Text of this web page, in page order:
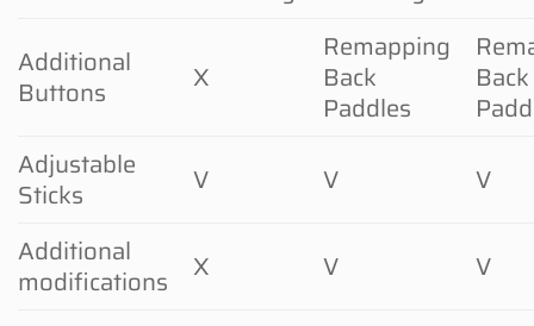
Additional
Buttons
X
Remapping
Back
Paddles
Back
Adjustable
Sticks
V V
V
Additional
modifications
X V
V